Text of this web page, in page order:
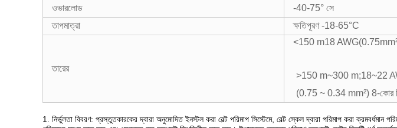
ওভারলোড
-40-75° সে
তাপমাত্রা
ক্ষতিপূরণ -18-65°C
তারের
<150 m18 AWG(0.75mm²)
>150 m~300 m;18~22
(0.75 ~ 0.34 mm²) 8-কোর
1. নির্ভুলতা বিবরণ: প্রস্তুতকারকের দ্বারা অনুমোদিত ইনস্টল করা বেল্ট পরিমাপ সিস্টেমে, বেল্ট স্কেল দ্বারা পরিমাপ করা